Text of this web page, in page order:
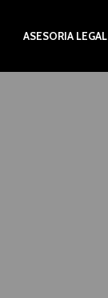
ASESORIA LEGAL